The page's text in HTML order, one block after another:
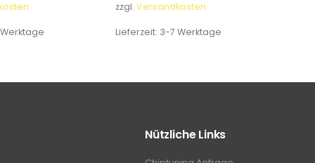
zzgl. Versandkosten
Lieferzeit: 3-7 Werktage
Nützliche Links